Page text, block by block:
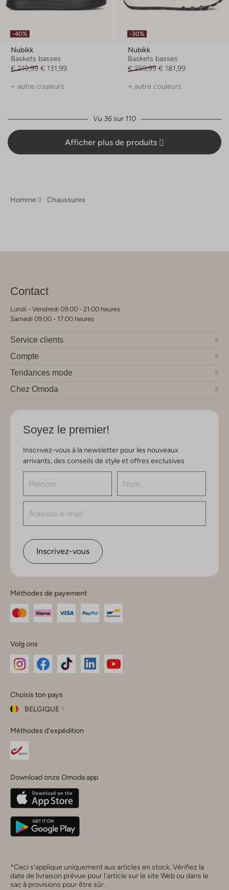
-40%
Nubikk
Baskets basses
€ 219,99 € 131,99
+ autre couleurs
-30%
Nubikk
Baskets basses
€ 259,99 € 181,99
+ autre couleurs
Vu 36 sur 110
Afficher plus de produits
Homme Chaussures
Contact
Lundi - Vendredi 09:00 - 21:00 heures
Samedi 09:00 - 17:00 heures
Service clients
Compte
Tendances mode
Chez Omoda
Soyez le premier!
Inscrivez-vous à la newsletter pour les nouveaux
arrivants, des conseils de style et offres exclusives
Inscrivez-vous
Méthodes de payement
Volg ons
Instagram
Facebook
TikTok
Choisis ton pays
BELGIQUE
ton
pays
Fermer
Belgique(Français)
Deutschland
Méthodes d'expédition
Download onze Omoda app
*Ceci s'applique uniquement aux articles en stock. Vérifiez la
date de livraison prévue pour l'article sur le site Web ou dans le
sac à provisions pour être sûr.